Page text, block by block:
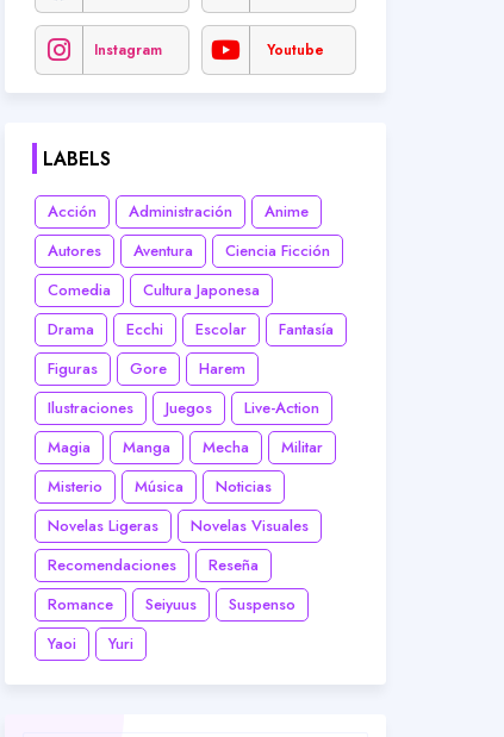
Instagram Youtube
LABELS
Acción Administración
Anime
Autores
Aventura
Ciencia Ficción
Comedia
Cultura Japonesa
Drama
Ecchi Escolar
Fantasía
Figuras
Gore
Harem
Ilustraciones
Juegos
Live-Action
Magia
Manga Mecha
Militar
Misterio
Música
Noticias
Novelas Ligeras
Novelas Visuales
Recomendaciones
Reseña
Romance
Seiyuus
Suspenso
Yaoi
Yuri